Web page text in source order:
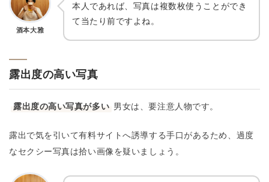
酒本大雅
本人であれば、写真は複数枚使うことができ
て当たり前ですよね。
露出度の高い写真
露出度の高い写真が多い 男女は、要注意人物です。
露出で気を引いて有料サイトへ誘導する手口があるため、過度
なセクシー写真は拾い画像を疑いましょう。